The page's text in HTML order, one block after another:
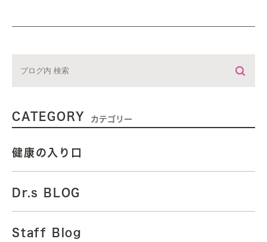
CATEGORY カテゴリー
健康の入り口
Dr.s BLOG
Staff Blog